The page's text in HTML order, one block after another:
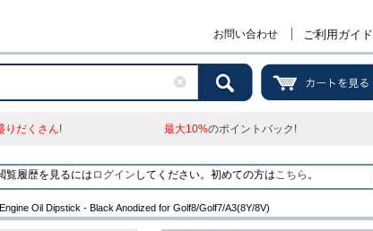
お問い合わせ ご利用ガイド
りだくさん! 最大10%のポイントバック!
覧履歴を見るには ログイン してください。初めての方はこちら 。
Oil Dipstick - Black Anodized for Golf8/Golf7/A3(8Y/8V)